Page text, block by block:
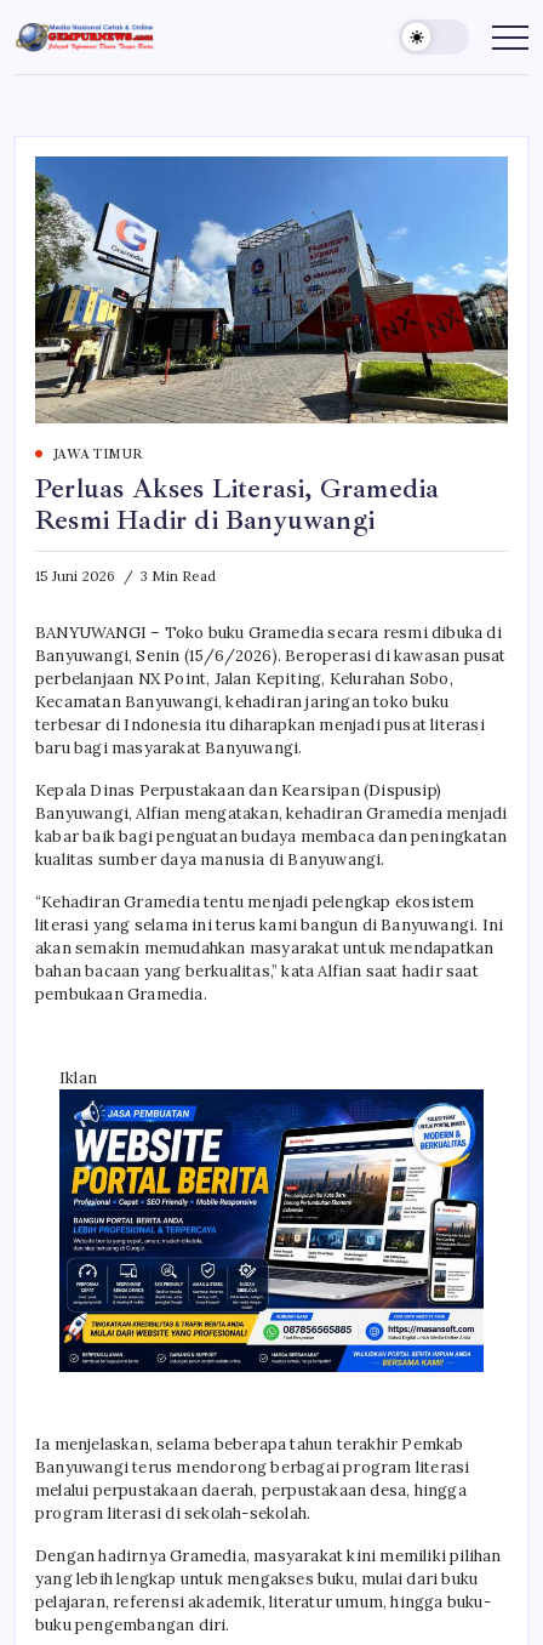
to
content
Gempur
News
Jelajah
Dunia
JAWA TIMUR
Perluas Akses Literasi, Gramedia
Resmi Hadir di Banyuwangi
15 Juni 2026 3 Min Read
BANYUWANGI – Toko buku Gramedia secara resmi dibuka di
Banyuwangi, Senin (15/6/2026). Beroperasi di kawasan pusat
perbelanjaan NX Point, Jalan Kepiting, Kelurahan Sobo,
Kecamatan Banyuwangi, kehadiran jaringan toko buku
terbesar di Indonesia itu diharapkan menjadi pusat literasi
baru bagi masyarakat Banyuwangi.
Kepala Dinas Perpustakaan dan Kearsipan (Dispusip)
Banyuwangi, Alfian mengatakan, kehadiran Gramedia menjadi
kabar baik bagi penguatan budaya membaca dan peningkatan
kualitas sumber daya manusia di Banyuwangi.
“Kehadiran Gramedia tentu menjadi pelengkap ekosistem
literasi yang selama ini terus kami bangun di Banyuwangi. Ini
akan semakin memudahkan masyarakat untuk mendapatkan
bahan bacaan yang berkualitas,” kata Alfian saat hadir saat
pembukaan Gramedia.
Iklan
Ia menjelaskan, selama beberapa tahun terakhir Pemkab
Banyuwangi terus mendorong berbagai program literasi
melalui perpustakaan daerah, perpustakaan desa, hingga
program literasi di sekolah-sekolah.
Dengan hadirnya Gramedia, masyarakat kini memiliki pilihan
yang lebih lengkap untuk mengakses buku, mulai dari buku
pelajaran, referensi akademik, literatur umum, hingga buku-
buku pengembangan diri.